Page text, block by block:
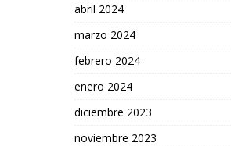
abril 2024
marzo 2024
febrero 2024
enero 2024
diciembre 2023
noviembre 2023